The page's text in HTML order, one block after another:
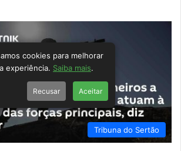
Tribuna do Sertão
cookies para melhorar
experiência. Saiba mais.
Recusar Aceitar